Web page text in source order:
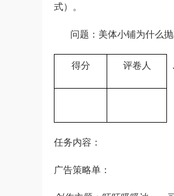
式）。
问题：美体小铺为什么
得分 评卷人
任务内容：
广告策略单：